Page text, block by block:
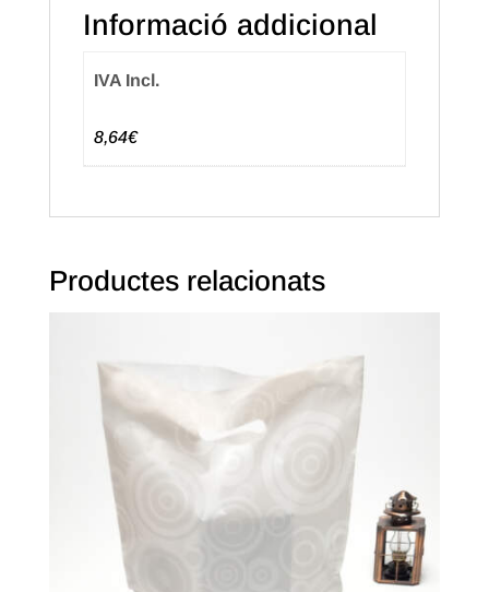
Blanca.
PaquetInformació addicional
IVA Incl.
8,64€
Productes relacionats